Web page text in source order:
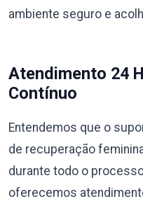
ambiente seguro e
Atendimento 24
Contínuo
Entendemos que o
de recuperação
durante todo o
oferecemos